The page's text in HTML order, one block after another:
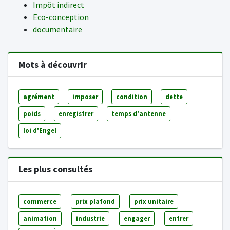
Impôt indirect
Eco-conception
documentaire
Mots à découvrir
agrément imposer condition dette
poids enregistrer temps d'antenne
loi d'Engel
Les plus consultés
commerce prix plafond prix unitaire
animation industrie engager entrer